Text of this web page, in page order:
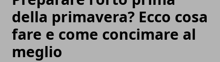
della primavera? Ecco cosa
fare e come concimare al
meglio